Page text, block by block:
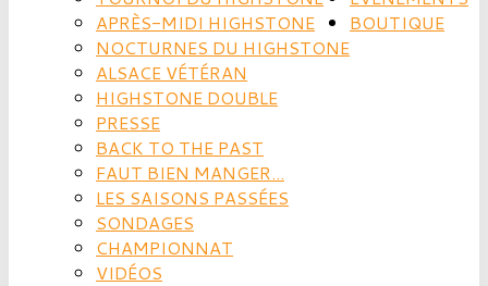
APRÈS-MIDI HIGHSTONE
NOCTURNES DU HIGHSTONE
ALSACE VÉTÉRAN
HIGHSTONE DOUBLE
PRESSE
BACK TO THE PAST
FAUT BIEN MANGER...
LES SAISONS PASSÉES
SONDAGES
CHAMPIONNAT
VIDÉOS
BOUTIQUE